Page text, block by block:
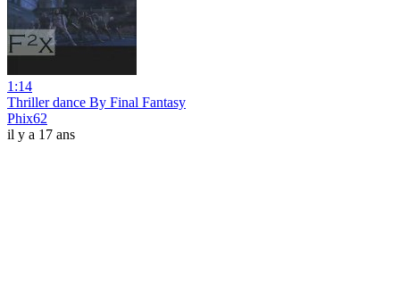
1:14
Thriller dance By Final Fantasy
Phix62
il y a 17 ans